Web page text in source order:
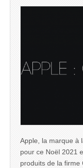
Apple, la marque à
pour ce Noël 2021
produits de la firme